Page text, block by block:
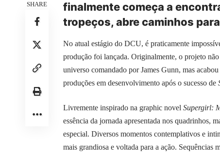
SHARE
finalmente começa a
tropeços, abre caminhos
No atual estágio do DCU, é praticamente
produção foi lançada. Originalmente, o projeto
universo comandado por James Gunn, mas
produções em desenvolvimento após o sucesso de
Livremente inspirado na graphic novel Supergirl:
essência da jornada apresentada nos quadrinhos,
especial. Diversos momentos contemplativos e
mais grandiosa e voltada para a ação.